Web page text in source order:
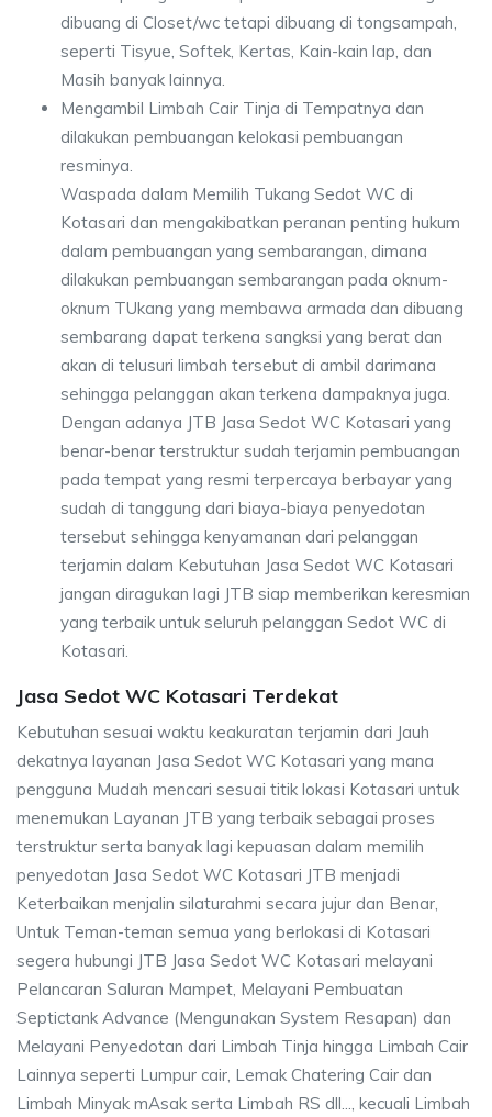
dibuang di Closet/wc tetapi dibuang di tongsampah,
seperti Tisyue, Softek, Kertas, Kain-kain lap, dan
Masih banyak lainnya.
Mengambil Limbah Cair Tinja di Tempatnya dan
dilakukan pembuangan kelokasi pembuangan
resminya.
Waspada dalam Memilih Tukang Sedot WC di
Kotasari dan mengakibatkan peranan penting hukum
dalam pembuangan yang sembarangan, dimana
dilakukan pembuangan sembarangan pada oknum-
oknum TUkang yang membawa armada dan dibuang
sembarang dapat terkena sangksi yang berat dan
akan di telusuri limbah tersebut di ambil darimana
sehingga pelanggan akan terkena dampaknya juga.
Dengan adanya JTB Jasa Sedot WC Kotasari yang
benar-benar terstruktur sudah terjamin pembuangan
pada tempat yang resmi terpercaya berbayar yang
sudah di tanggung dari biaya-biaya penyedotan
tersebut sehingga kenyamanan dari pelanggan
terjamin dalam Kebutuhan Jasa Sedot WC Kotasari
jangan diragukan lagi JTB siap memberikan keresmian
yang terbaik untuk seluruh pelanggan Sedot WC di
Kotasari.
Jasa Sedot WC Kotasari Terdekat
Kebutuhan sesuai waktu keakuratan terjamin dari Jauh
dekatnya layanan Jasa Sedot WC Kotasari yang mana
pengguna Mudah mencari sesuai titik lokasi Kotasari untuk
menemukan Layanan JTB yang terbaik sebagai proses
terstruktur serta banyak lagi kepuasan dalam memilih
penyedotan Jasa Sedot WC Kotasari JTB menjadi
Keterbaikan menjalin silaturahmi secara jujur dan Benar,
Untuk Teman-teman semua yang berlokasi di Kotasari
segera hubungi JTB Jasa Sedot WC Kotasari melayani
Pelancaran Saluran Mampet, Melayani Pembuatan
Septictank Advance (Mengunakan System Resapan) dan
Melayani Penyedotan dari Limbah Tinja hingga Limbah Cair
Lainnya seperti Lumpur cair, Lemak Chatering Cair dan
Limbah Minyak mAsak serta Limbah RS dll..., kecuali Limbah